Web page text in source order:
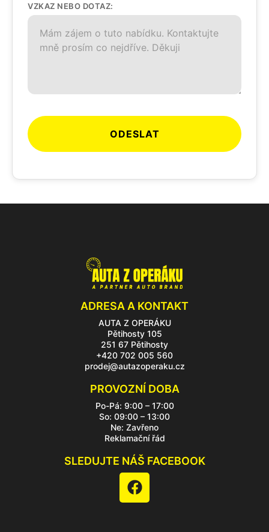
VZKAZ NEBO DOTAZ:
ODESLAT
ADRESA A KONTAKT
AUTA Z OPERÁKU
Pětihosty 105
251 67 Pětihosty
+420 702 005 560
prodej@autazoperaku.cz
PROVOZNÍ DOBA
Po-Pá: 9:00 – 17:00
So: 09:00 – 13:00
Ne: Zavřeno
Reklamační řád
SLEDUJTE NÁŠ FACEBOOK